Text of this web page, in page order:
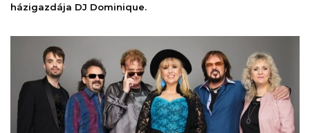
házigazdája DJ Dominique.